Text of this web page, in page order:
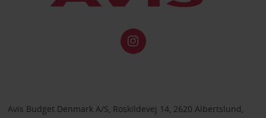
Avis Budget Denmark A/S, Roskildevej 14, 2620 Albertslund,